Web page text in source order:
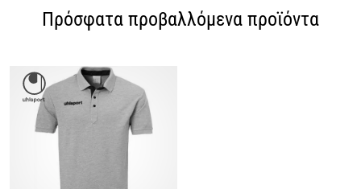
Πρόσφατα προβαλλόμενα προϊόντα